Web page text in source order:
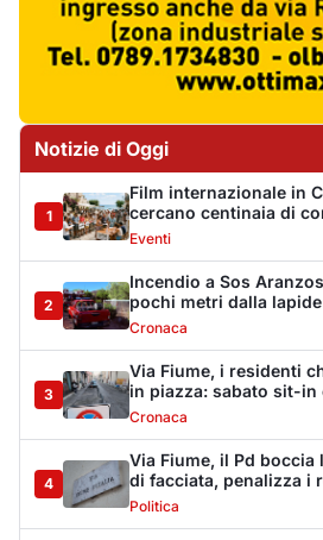
Via Fiume, i residenti
in piazza: sabato sit-in
Cronaca
4
di facciata, penalizza i
Politica
5
Golfo Aranci ricorda la
Aranzos: 33 anni fa
Eventi
6
Monte Pino riapre
Cisl: «Un traguardo
Sindacati
7
Riapre Monte Pino,
importante, ora si
Arzachena-Palau»
Sindacati
8
La vicenda di Monte
interventi tra annunci,
stop
Cronaca